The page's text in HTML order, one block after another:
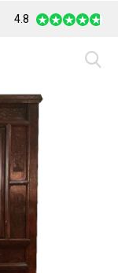
Safe Payment
4.8